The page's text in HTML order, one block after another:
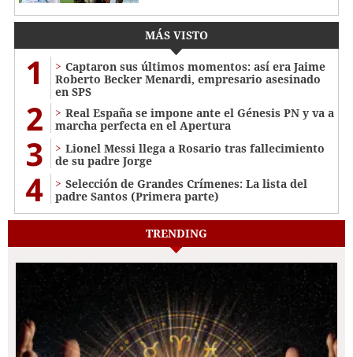
MÁS VISTO
1
Captaron sus últimos momentos: así era Jaime
Roberto Becker Menardi​​​, empresario asesinado
en SPS
2
Real España se impone ante el Génesis PN y va a
marcha perfecta en el Apertura
3
Lionel Messi llega a Rosario tras fallecimiento
de su padre Jorge
4
Selección de Grandes Crímenes: La lista del
padre Santos (Primera parte)
TRENDING